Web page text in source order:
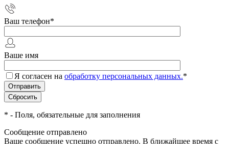
Ваш телефон*
Ваше имя
Я согласен на обработку персональных данных.*
* - Поля, обязательные для заполнения
Сообщение отправлено
Ваше сообщение успешно отправлено. В ближайшее время с